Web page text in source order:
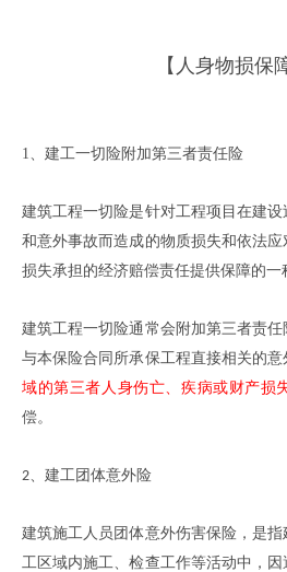
【人身物损保
1、 建工一切险附加第三者责任险
建筑工程一切险是针对工程项目在建
和意外事故而造成的物质损失和依法
损失承担的经济赔偿责任提供保障的一
建筑工程一切险通常会附加第三者责
与本保险合同所承保工程直接相关的意
域的第三者人身伤亡、疾病或财产损
偿。
2、 建工团体意外险
建筑施工人员团体意外伤害保险，是
工区域内施工、检查工作等活动中，因